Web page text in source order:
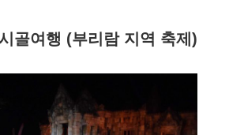
골여행 (부리람 지역 축제)